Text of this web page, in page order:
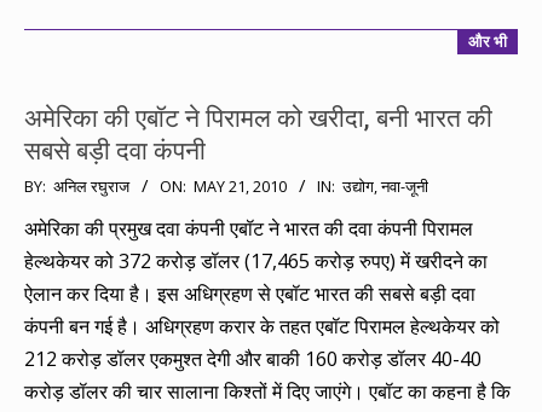
और भी
अमेरिका की एबॉट ने पिरामल को खरीदा, बनी भारत की
सबसे बड़ी दवा कंपनी
2010-
05-
21
BY: अनिल रघुराज ON: MAY 21, 2010 IN: उद्योग,नवा-जूनी
अमेरिका की प्रमुख दवा कंपनी एबॉट ने भारत की दवा कंपनी पिरामल
हेल्थकेयर को 372 करोड़ डॉलर (17,465 करोड़ रुपए) में खरीदने का
ऐलान कर दिया है। इस अधिग्रहण से एबॉट भारत की सबसे बड़ी दवा
कंपनी बन गई है। अधिग्रहण करार के तहत एबॉट पिरामल हेल्थकेयर को
212 करोड़ डॉलर एकमुश्त देगी और बाकी 160 करोड़ डॉलर 40-40
करोड़ डॉलर की चार सालाना किश्तों में दिए जाएंगे। एबॉट का कहना है कि